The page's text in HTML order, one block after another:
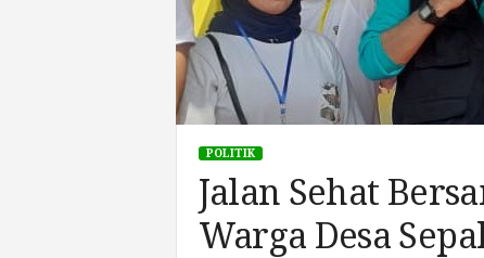
POLITIK
Jalan Sehat
Warga Desa